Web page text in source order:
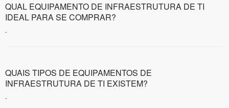
QUAL EQUIPAMENTO DE INFRAESTRUTURA DE TI
IDEAL PARA SE COMPRAR?
-
QUAIS TIPOS DE EQUIPAMENTOS DE
INFRAESTRUTURA DE TI EXISTEM?
-